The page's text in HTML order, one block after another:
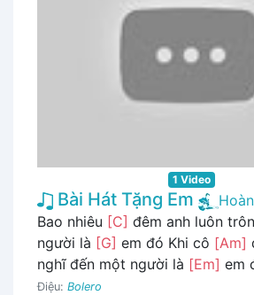
1 Video
Bài Hát Tặng Em
Bao nhiêu [C] đêm anh luôn
người là [G] em đó Khi cô [Am]
nghĩ đến một người là [Em] em
Điệu: Bolero